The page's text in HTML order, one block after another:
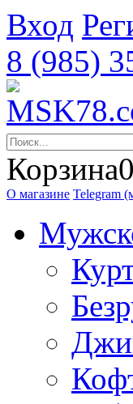
Вход
8 (985)
Корзина
О магазине Telegram